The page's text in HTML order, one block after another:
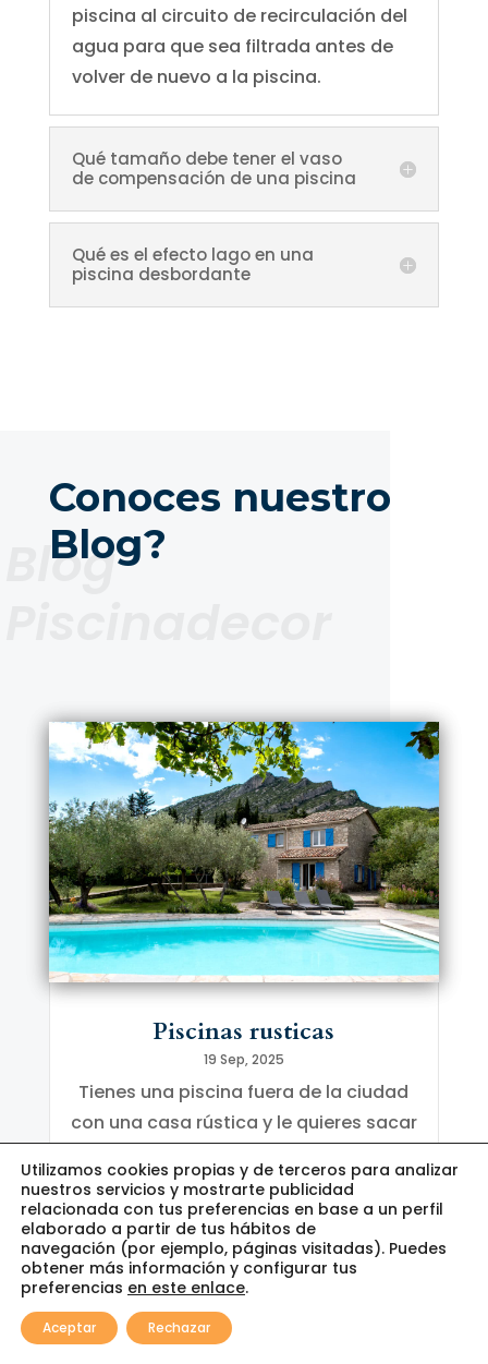
piscina al circuito de recirculación del
agua para que sea filtrada antes de
volver de nuevo a la piscina.
Qué tamaño debe tener el vaso
de compensación de una piscina
Qué es el efecto lago en una
piscina desbordante
Conoces nuestro
Blog?
Blog
Piscinas rusticas
19 Sep, 2025
Tienes una piscina fuera de la ciudad
con una casa rústica y le quieres sacar
casa rural con piscina y te gustaría
convertir tu jardín en un lugar idílico
donde respirar el aire campestre y la
tranquilidad que sólo da la vida fuera...
leer más
Utilizamos cookies propias y de terceros para analizar
nuestros servicios y mostrarte publicidad
relacionada con tus preferencias en base a un perfil
elaborado a partir de tus hábitos de
navegación (por ejemplo, páginas visitadas). Puedes
obtener más información y configurar tus
preferencias en este enlace.
Aceptar Rechazar